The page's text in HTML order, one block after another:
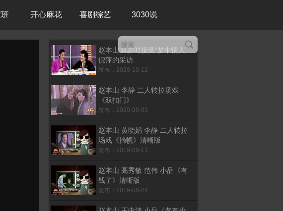
开心麻花 喜剧综艺 3030说
赵本山34岁时接受“梦中情人”
倪萍的采访
发布：2020-10-12
赵本山 李静 二人转拉场戏
《双扣门》
发布：2020-08-03
赵本山 黄晓娟 李静 二人转拉
场戏《摘幌》清晰版
发布：2019-09-11
赵本山 高秀敏 范伟 小品《有
钱了》清晰版
发布：2019-08-24